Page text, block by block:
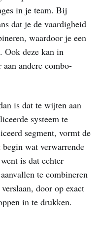
in je team. Bij
dat je de vaardigheid
waardoor je een
Ook deze kan in
aan andere combo-
is dat te wijten aan
systeem te
segment, vormt de
begin wat verwarrende
is dat echter
te combineren
door op exact
in te drukken.